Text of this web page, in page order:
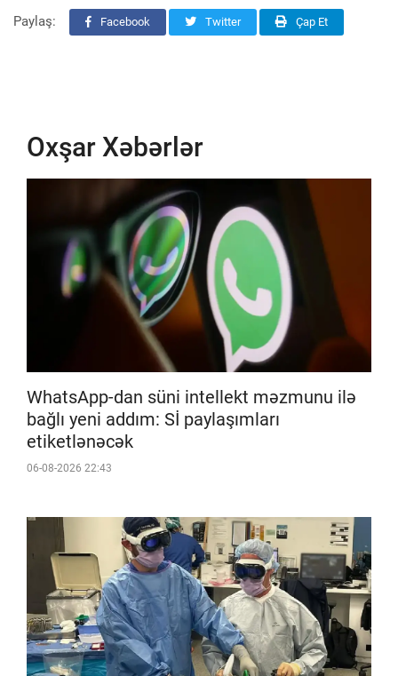
Paylaş: Facebook Twitter Çap Et
Oxşar Xəbərlər
WhatsApp-dan süni intellekt məzmunu ilə
bağlı yeni addım: Sİ paylaşımları
etiketlənəcək
06-08-2026 22:43